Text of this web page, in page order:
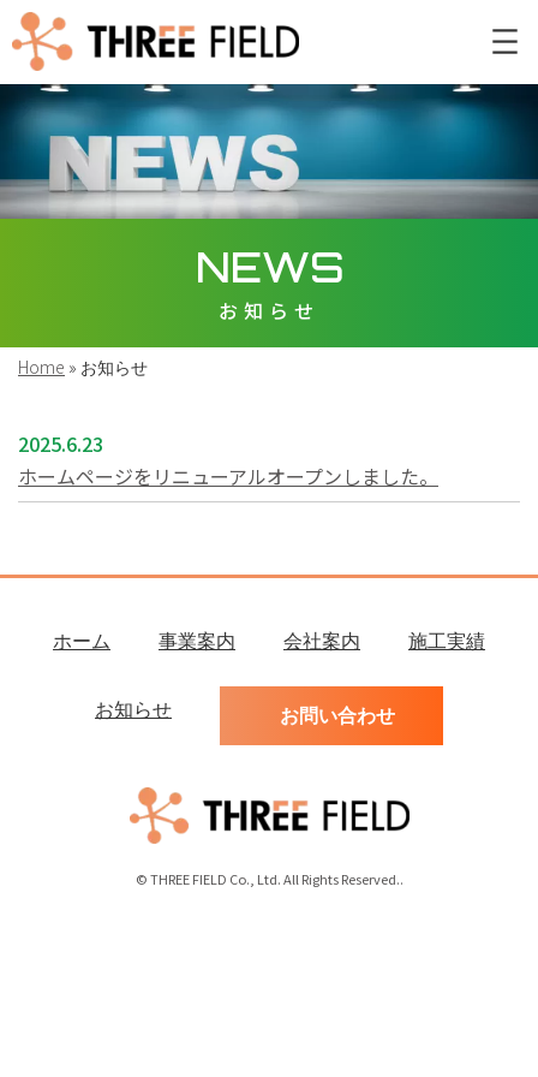
NEWS
お知らせ
Home » お知らせ
2025.6.23
ホームページをリニューアルオープンしました。
ホーム 事業案内 会社案内 施工実績
お知らせ お問い合わせ
© THREE FIELD Co., Ltd. All Rights Reserved..